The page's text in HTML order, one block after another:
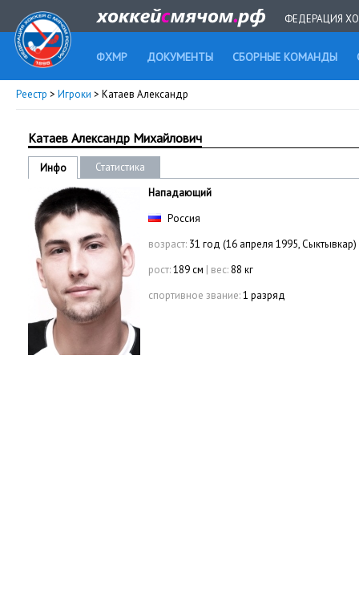
ФЕДЕРАЦИЯ
ФХМР ДОКУМЕНТЫ СБОРНЫЕ КОМАНДЫ
Реестр > Игроки > Катаев Александр
Катаев Александр Михайлович
Инфо
Статистика
Нападающий
Россия
возраст: 31 год (16 апреля 1995, Сыктывкар)
рост:189 см | вес: 88 кг
спортивное звание:1 разряд